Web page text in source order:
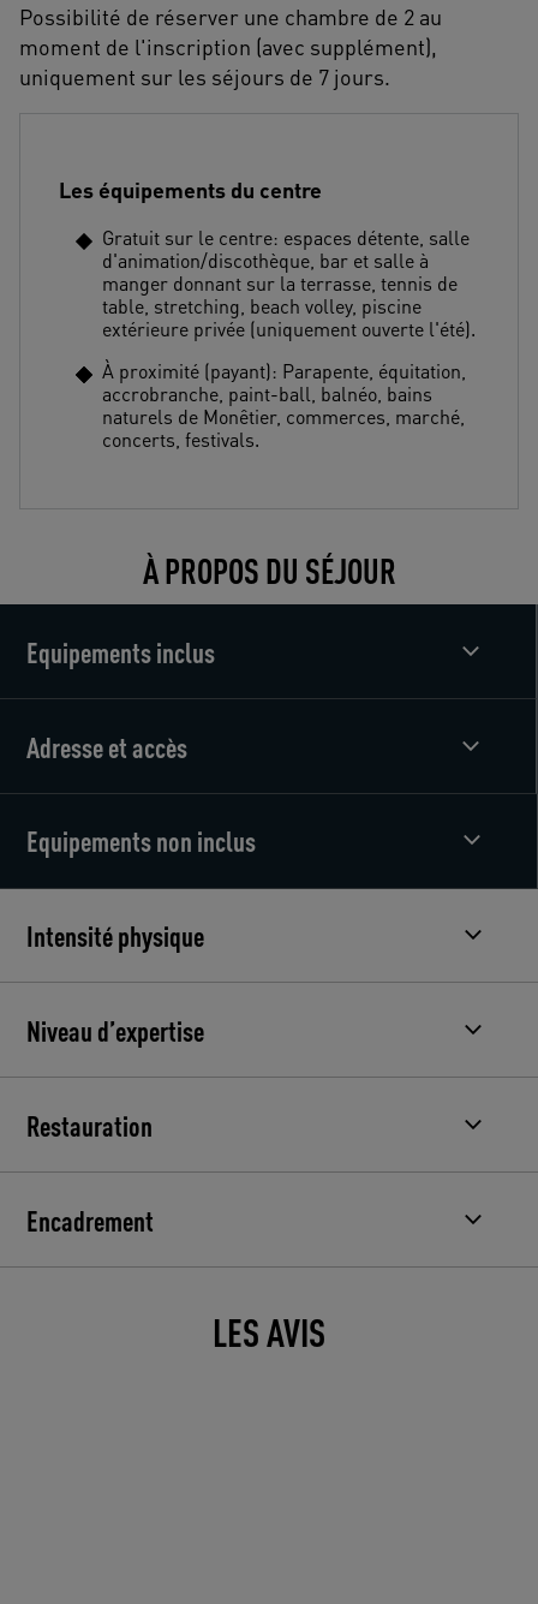
Possibilité de réserver une chambre de 2 au
moment de l'inscription (avec supplément),
uniquement sur les séjours de 7 jours.
Les équipements du centre
Gratuit sur le centre: espaces détente, salle
d'animation/discothèque, bar et salle à
manger donnant sur la terrasse, tennis de
table, stretching, beach volley, piscine
extérieure privée (uniquement ouverte l'été).
À proximité (payant): Parapente, équitation,
accrobranche, paint-ball, balnéo, bains
naturels de Monêtier, commerces, marché,
concerts, festivals.
À PROPOS DU SÉJOUR
Equipements inclus
Adresse et accès
Equipements non inclus
Intensité physique
Niveau d’expertise
Restauration
Encadrement
LES AVIS